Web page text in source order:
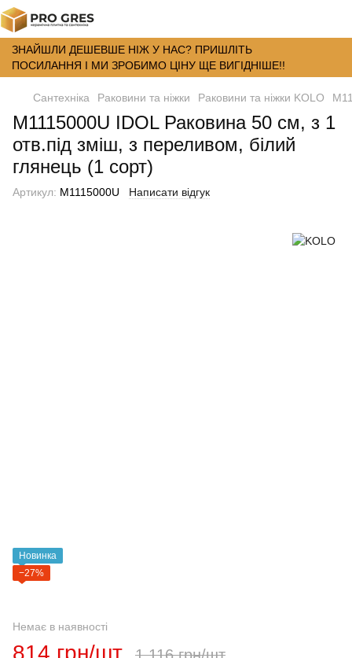
ЗНАЙШЛИ ДЕШЕВШЕ НІЖ У НАС? ПРИШЛІТЬ
ПОСИЛАННЯ І МИ ЗРОБИМО ЦІНУ ЩЕ ВИГІДНІШЕ!!
Сантехніка Раковини та ніжки Раковини та ніжки KOLO
M1115000U IDOL Раковина 50 см, з 1
отв.під зміш, з переливом, білий
глянець (1 сорт)
Артикул: M1115000U Написати відгук
Новинка
−27%
Немає в наявності
814 грн/шт